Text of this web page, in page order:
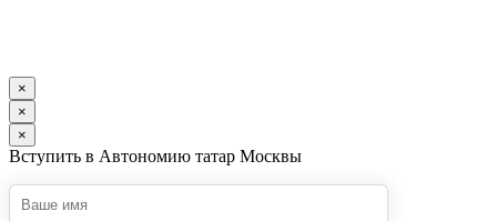
×
×
×
Вступить в Автономию татар Москвы